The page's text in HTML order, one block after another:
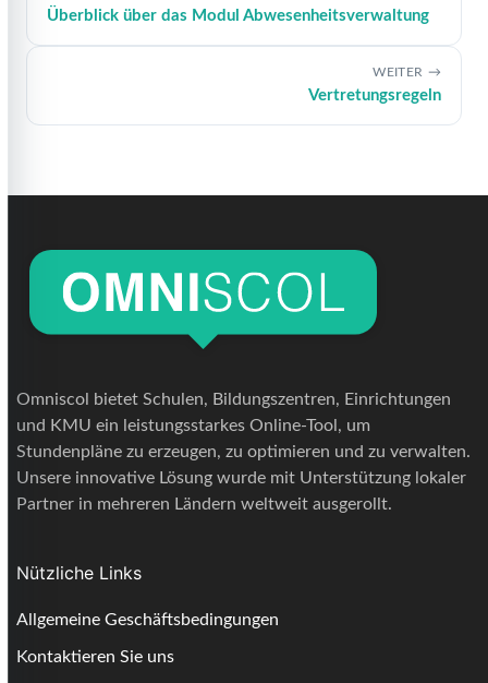
Überblick über das Modul Abwesenheitsverwaltung
WEITER
Vertretungsregeln
Omniscol bietet Schulen, Bildungszentren, Einrichtungen
und KMU ein leistungsstarkes Online-Tool, um
Stundenpläne zu erzeugen, zu optimieren und zu verwalten.
Unsere innovative Lösung wurde mit Unterstützung lokaler
Partner in mehreren Ländern weltweit ausgerollt.
Nützliche Links
Allgemeine Geschäftsbedingungen
Kontaktieren Sie uns